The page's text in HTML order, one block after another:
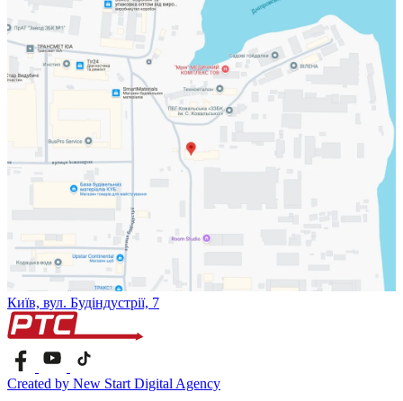
Київ, вул. Будіндустрії, 7
Created by New Start Digital Agency